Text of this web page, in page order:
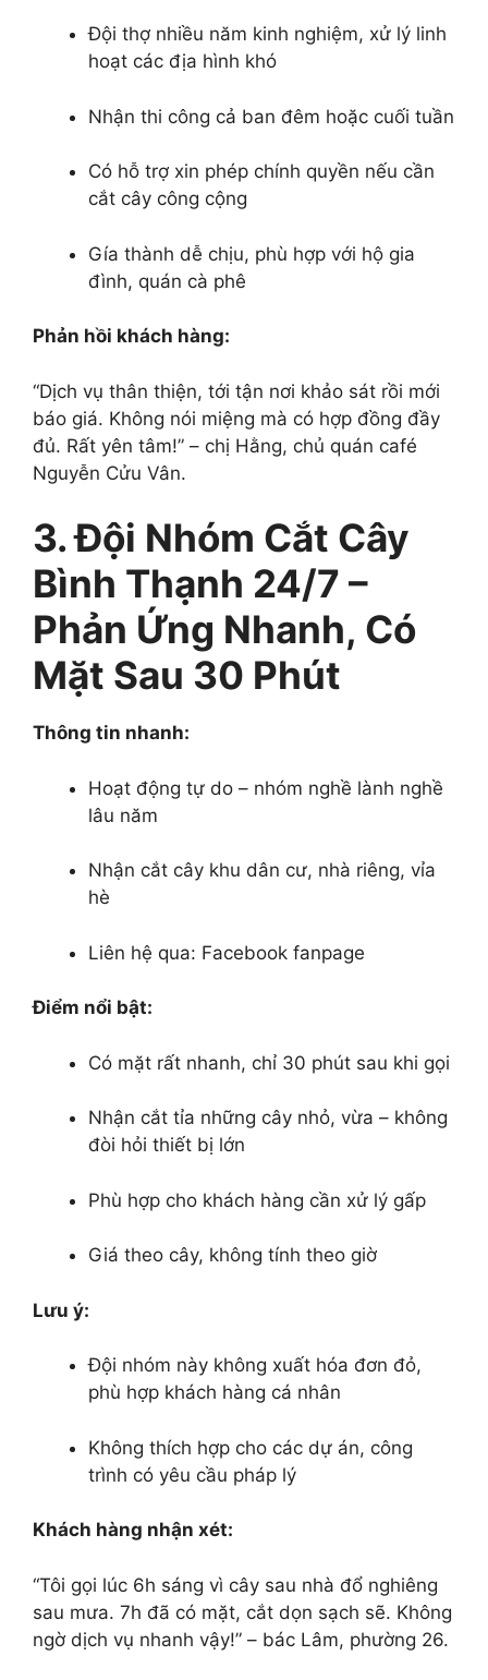
Đội thợ nhiều năm kinh nghiệm, xử lý linh
hoạt các địa hình khó
Nhận thi công cả ban đêm hoặc cuối tuần
Có hỗ trợ xin phép chính quyền nếu cần
cắt cây công cộng
Gía thành dễ chịu, phù hợp với hộ gia
đình, quán cà phê
Phản hồi khách hàng:
“Dịch vụ thân thiện, tới tận nơi khảo sát rồi mới
báo giá. Không nói miệng mà có hợp đồng đầy
đủ. Rất yên tâm!” – chị Hằng, chủ quán café
Nguyễn Cửu Vân.
3. Đội Nhóm Cắt Cây
Bình Thạnh 24/7 –
Phản Ứng Nhanh, Có
Mặt Sau 30 Phút
Thông tin nhanh:
Hoạt động tự do – nhóm nghề lành nghề
lâu năm
Nhận cắt cây khu dân cư, nhà riêng, vỉa
hè
Liên hệ qua: Facebook fanpage
Điểm nổi bật:
Có mặt rất nhanh, chỉ 30 phút sau khi gọi
Nhận cắt tỉa những cây nhỏ, vừa – không
đòi hỏi thiết bị lớn
Phù hợp cho khách hàng cần xử lý gấp
Giá theo cây, không tính theo giờ
Lưu ý:
Đội nhóm này không xuất hóa đơn đỏ,
phù hợp khách hàng cá nhân
Không thích hợp cho các dự án, công
trình có yêu cầu pháp lý
Khách hàng nhận xét:
“Tôi gọi lúc 6h sáng vì cây sau nhà đổ nghiêng
sau mưa. 7h đã có mặt, cắt dọn sạch sẽ. Không
ngờ dịch vụ nhanh vậy!” – bác Lâm, phường 26.